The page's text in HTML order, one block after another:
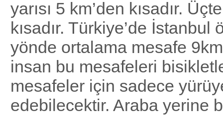
yarısı 5 km’den kısadır.
kısadır. Türkiye’de İstanbul
yönde ortalama mesafe
insan bu mesafeleri
mesafeler için sadece
edebilecektir. Araba yerine